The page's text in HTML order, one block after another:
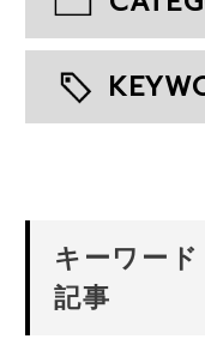
キーワー
記事